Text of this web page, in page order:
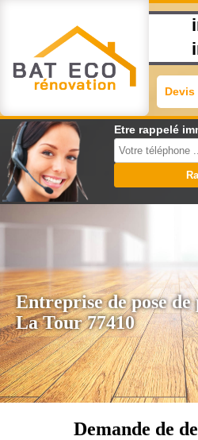
Etre rappelé
Entreprise de pose
La Tour 77410
Demande de